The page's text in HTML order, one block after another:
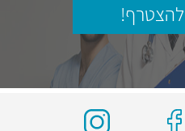
להצטרף!